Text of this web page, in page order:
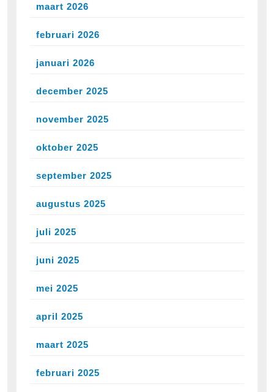
maart 2026
februari 2026
januari 2026
december 2025
november 2025
oktober 2025
september 2025
augustus 2025
juli 2025
juni 2025
mei 2025
april 2025
maart 2025
februari 2025